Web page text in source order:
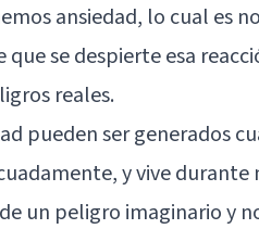
ansiedad, lo cual es
que se despierte esa
reales.
pueden ser generados
y vive
un peligro imaginario y